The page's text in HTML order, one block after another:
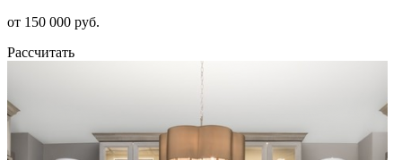
от 150 000 руб.
Рассчитать